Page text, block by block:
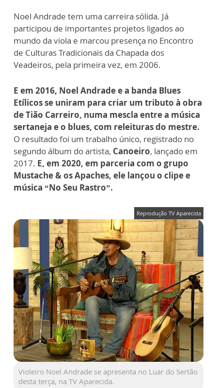
Noel Andrade tem uma carreira sólida. Já
participou de importantes projetos ligados ao
mundo da viola e marcou presença no Encontro
de Culturas Tradicionais da Chapada dos
Veadeiros, pela primeira vez, em 2006.
E em 2016, Noel Andrade e a banda Blues
Etílicos se uniram para criar um tributo à obra
de Tião Carreiro, numa mescla entre a música
sertaneja e o blues, com releituras do mestre.
O resultado foi um trabalho único, registrado no
segundo álbum do artista, Canoeiro, lançado em
2017. E, em 2020, em parceria com o grupo
Mustache & os Apaches, ele lançou o clipe e
música “No Seu Rastro”.
Reprodução TV Aparecida
Violeiro Noel Andrade se apresenta no Luar do Sertão
desta terça, na TV Aparecida.